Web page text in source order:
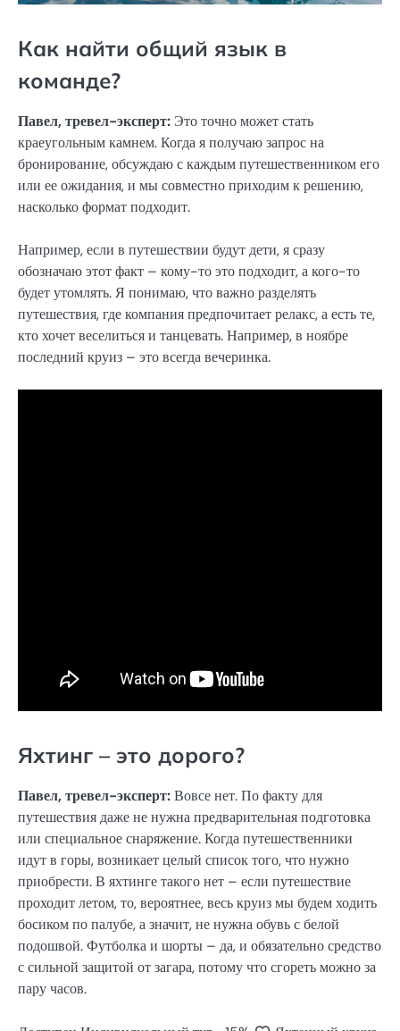
Как найти общий язык в
команде?
Павел, тревел-эксперт: Это точно может стать
краеугольным камнем. Когда я получаю запрос на
бронирование, обсуждаю с каждым путешественником его
или ее ожидания, и мы совместно приходим к решению,
насколько формат подходит.
Например, если в путешествии будут дети, я сразу
обозначаю этот факт – кому-то это подходит, а кого-то
будет утомлять. Я понимаю, что важно разделять
путешествия, где компания предпочитает релакс, а есть те,
кто хочет веселиться и танцевать. Например, в ноябре
последний круиз – это всегда вечеринка.
Яхтинг – это дорого?
Павел, тревел-эксперт:Вовсе нет. По факту для
путешествия даже не нужна предварительная подготовка
или специальное снаряжение. Когда путешественники
идут в горы, возникает целый список того, что нужно
приобрести. В яхтинге такого нет – если путешествие
проходит летом, то, вероятнее, весь круиз мы будем ходить
босиком по палубе, а значит, не нужна обувь с белой
подошвой. Футболка и шорты – да, и обязательно средство
с сильной защитой от загара, потому что сгореть можно за
пару часов.